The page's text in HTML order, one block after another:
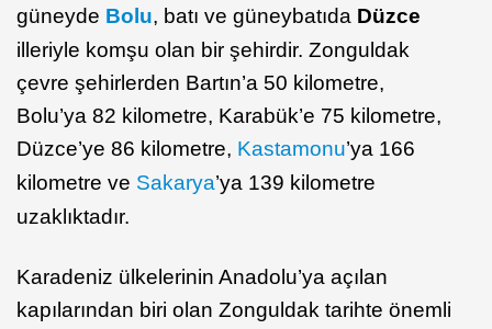
güneyde Bolu, batı ve güneybatıda Düzce
illeriyle komşu olan bir şehirdir. Zonguldak
çevre şehirlerden Bartın’a 50 kilometre,
Bolu’ya 82 kilometre, Karabük’e 75 kilometre,
Düzce’ye 86 kilometre, Kastamonu’ya 166
kilometre ve Sakarya’ya 139 kilometre
uzaklıktadır.
Karadeniz ülkelerinin Anadolu’ya açılan
kapılarından biri olan Zonguldak tarihte önemli